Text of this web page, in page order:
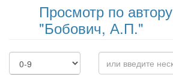
Просмотр по автору
"Бобович, А.П."